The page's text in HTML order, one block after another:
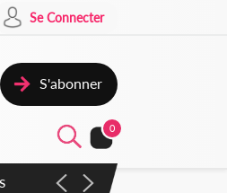
Se Connecter
S'abonner
0